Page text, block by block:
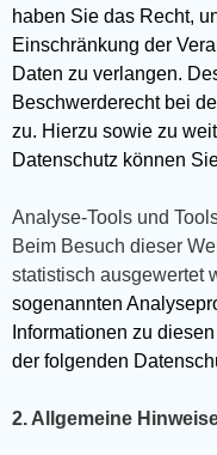
haben Sie das Recht,
Einschränkung der
Daten zu verlangen.
Beschwerderecht bei
zu. Hierzu sowie zu
Datenschutz können
Analyse-Tools und
Beim Besuch dieser
statistisch ausgewertet
sogenannten
Informationen zu
der folgenden
2. Allgemeine